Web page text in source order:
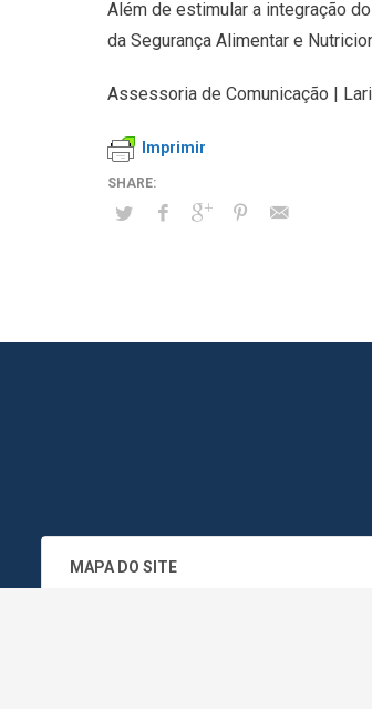
Além de estimular a integração
da Segurança Alimentar e
Assessoria de Comunicação |
Imprimir
MAPA DO SITE